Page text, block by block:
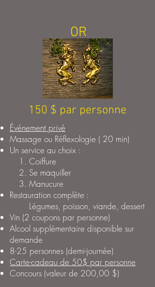
OR
150 $ par personne
Événement privé
Massage ou Réflexologie ( 20 min)
Un service au choix :
Coiffure
Se maquiller
Manucure
Restauration complète :
Légumes, poisson, viande, dessert
Vin (2 coupons par personne)
Alcool supplémentaire disponible sur
demande
8-25 personnes (demi-journée)
Carte-cadeau de 50$ par personne
Concours (valeur de 200,00 $)